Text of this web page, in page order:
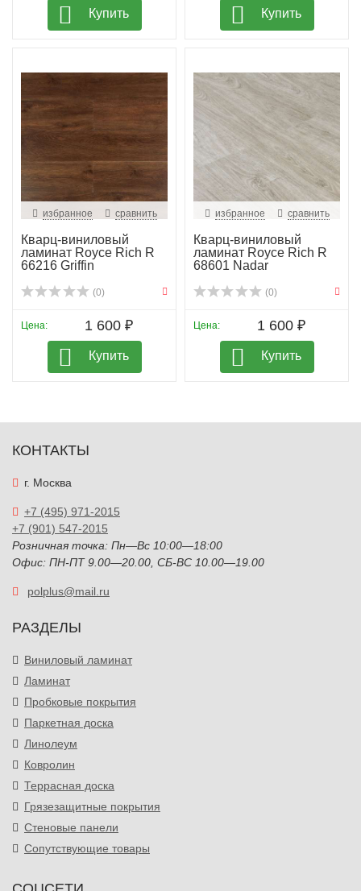
Купить Купить
избранное сравнить
Кварц-виниловый
ламинат Royce Rich R
66216 Griffin
(0)
Цена: 1 600 ₽
Купить
избранное сравнить
Кварц-виниловый
ламинат Royce Rich R
68601 Nadar
(0)
Цена: 1 600 ₽
Купить
КОНТАКТЫ
г. Москва
+7 (495) 971-2015
+7 (901) 547-2015
Розничная точка: Пн—Вс 10:00—18:00
Офис: ПН-ПТ 9.00—20.00, СБ-ВС 10.00—19.00
polplus@mail.ru
РАЗДЕЛЫ
Виниловый ламинат
Ламинат
Пробковые покрытия
Паркетная доска
Линолеум
Ковролин
Террасная доска
Грязезащитные покрытия
Стеновые панели
Сопутствующие товары